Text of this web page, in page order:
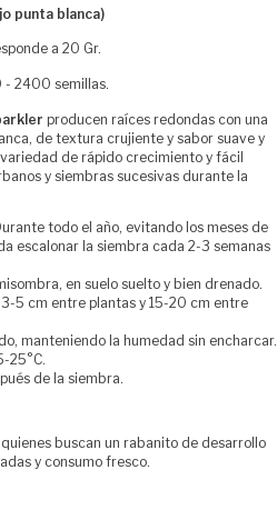
punta blanca)
a 20 Gr.
- 2400 semillas.
producen raíces redondas con una
de textura crujiente y sabor suave y
de rápido crecimiento y fácil
y siembras sucesivas durante la
todo el año, evitando los meses de
escalonar la siembra cada 2-3 semanas
en suelo suelto y bien drenado.
3-5 cm entre plantas y 15-20 cm entre
manteniendo la humedad sin encharcar.
25°C.
de la siembra.
buscan un rabanito de desarrollo
y consumo fresco.